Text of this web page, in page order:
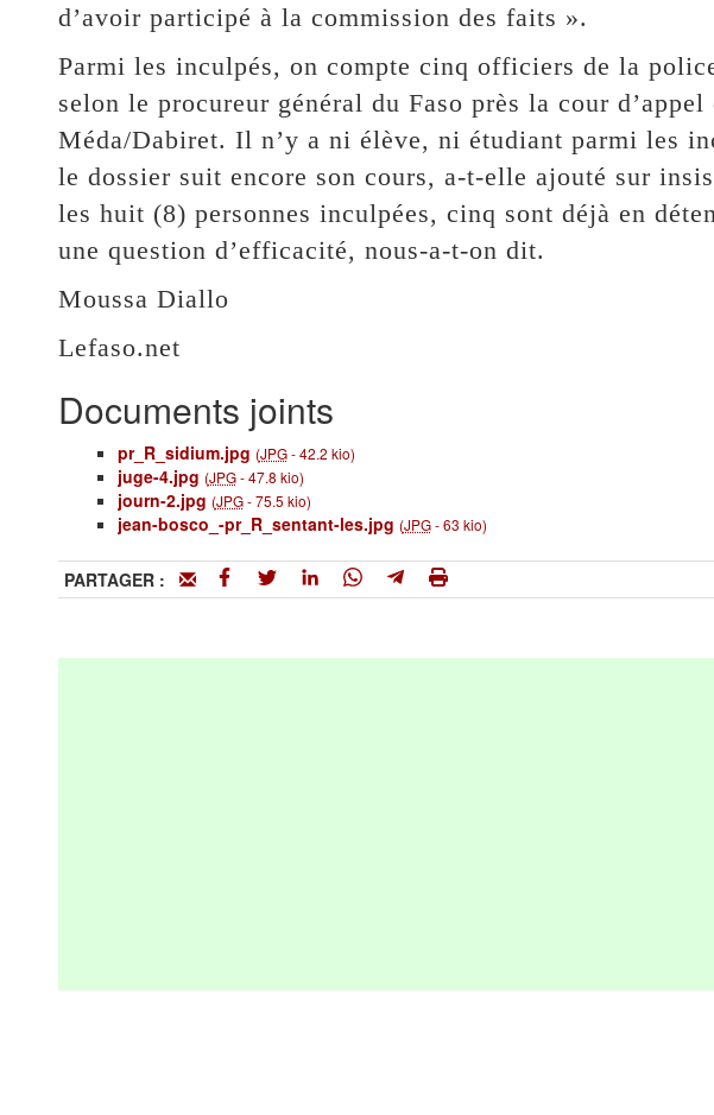
d’avoir participé à la commission des faits ».
Parmi les inculpés, on compte cinq officiers de la
selon le procureur général du Faso près la cour
Méda/Dabiret. Il n’y a ni élève, ni étudiant parmi les
le dossier suit encore son cours, a-t-elle ajouté sur
les huit (8) personnes inculpées, cinq sont déjà en
une question d’efficacité, nous-a-t-on dit.
Moussa Diallo
Lefaso.net
Documents joints
pr_R_sidium.jpg (JPG-42.2 kio)
juge-4.jpg (JPG-47.8 kio)
journ-2.jpg (JPG-75.5 kio)
jean-bosco_-pr_R_sentant-les.jpg (JPG-63 kio)
PARTAGER :